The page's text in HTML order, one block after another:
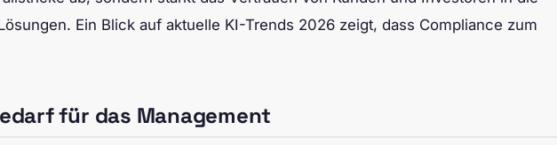
Ein Blick auf aktuelle KI-Trends 2026 zeigt, dass Compliance zum
für das Management